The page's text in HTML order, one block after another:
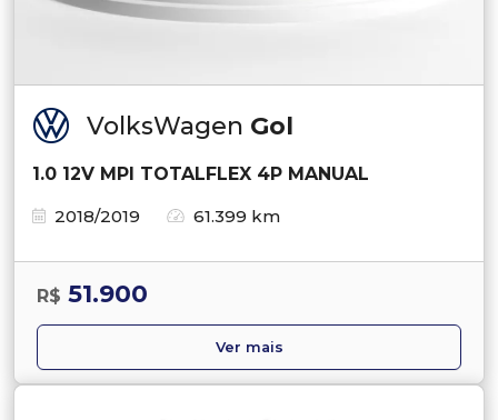
VolksWagen Gol
1.0 12V MPI TOTALFLEX 4P MANUAL
2018/2019
61.399 km
R$ 51.900
Ver mais